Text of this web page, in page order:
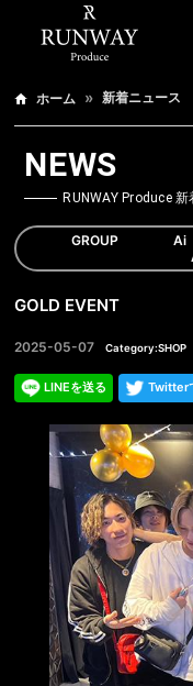
ホーム 新着ニュース
NEWS
RUNWAY Produce
GROUP Ai
GOLD EVENT
2025-05-07 Category:SHOP
LINEを送る Twitter